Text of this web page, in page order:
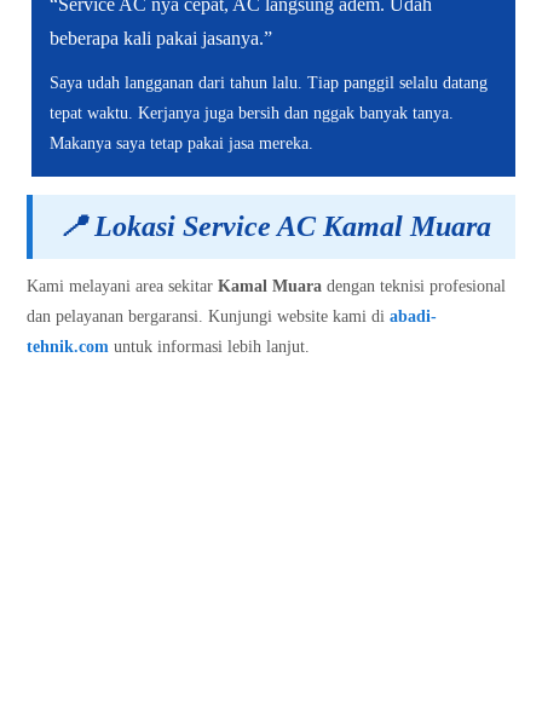
“Service AC nya cepat, AC langsung adem. Udah
beberapa kali pakai jasanya.”
Saya udah langganan dari tahun lalu. Tiap panggil selalu datang
tepat waktu. Kerjanya juga bersih dan nggak banyak tanya.
Makanya saya tetap pakai jasa mereka.
📍 Lokasi Service AC Kamal Muara
Kami melayani area sekitarKamal Muaradengan teknisi profesional
dan pelayanan bergaransi. Kunjungi website kami diabadi-
tehnik.com untuk informasi lebih lanjut.